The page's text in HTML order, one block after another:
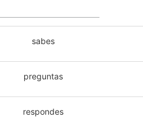
sabes
preguntas
respondes